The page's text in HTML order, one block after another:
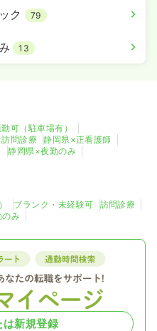
ク 79
13
可（駐車場有）
問診療
静岡県×正看護師
静岡県×夜勤のみ
ブランク・未経験可
訪問診療
のみ
は新規登録